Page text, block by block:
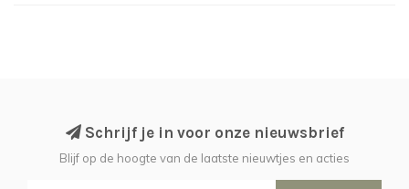
Schrijf je in voor onze nieuwsbrief
Blijf op de hoogte van de laatste nieuwtjes en acties